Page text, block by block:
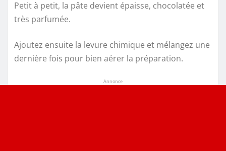
Petit à petit, la pâte devient épaisse, chocolatée et
très parfumée.
Ajoutez ensuite la levure chimique et mélangez une
dernière fois pour bien aérer la préparation.
Annonce